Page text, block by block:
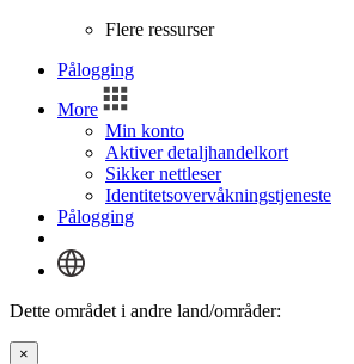
Flere ressurser
Pålogging
More
Min konto
Aktiver detaljhandelkort
Sikker nettleser
Identitetsovervåkningstjeneste
Pålogging
Dette området i andre land/områder:
×